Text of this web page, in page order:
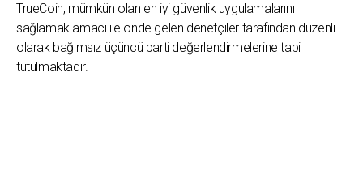
TrueCoin, mümkün olan en iyi güvenlik uygulamalarını
sağlamak amacı ile önde gelen denetçiler tarafından düzenli
olarak bağımsız üçüncü parti değerlendirmelerine tabi
tutulmaktadır.